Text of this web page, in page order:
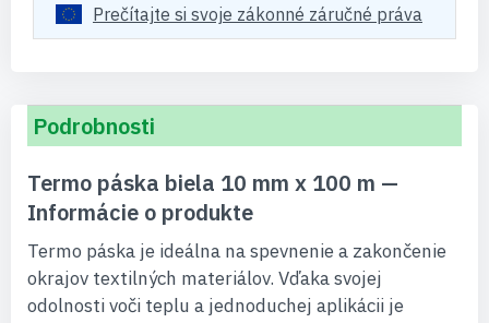
Prečítajte si svoje zákonné záručné práva
Podrobnosti
Termo páska biela 10 mm x 100 m —
Informácie o produkte
Termo páska je ideálna na spevnenie a zakončenie
okrajov textilných materiálov. Vďaka svojej
odolnosti voči teplu a jednoduchej aplikácii je